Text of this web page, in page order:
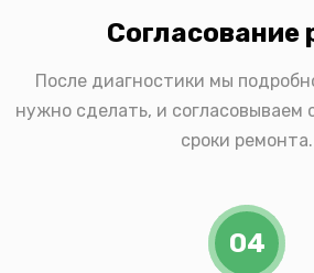
Согласование
После диагностики мы
нужно сделать, и согласовываем
сроки ремонта.
04